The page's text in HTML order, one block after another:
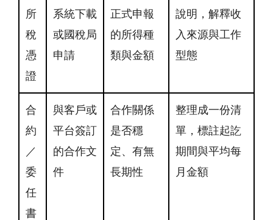
所
稅
憑
證
系統下載
或國稅局
申請
正式申報
的所得種
類與金額
說明，解釋收
入來源與工作
型態
合
約
／
委
任
書
與客戶或
平台簽訂
的合作文
件
合作關係
是否穩
定、有無
長期性
整理成一份清
單，標註起訖
期間與平均每
月金額